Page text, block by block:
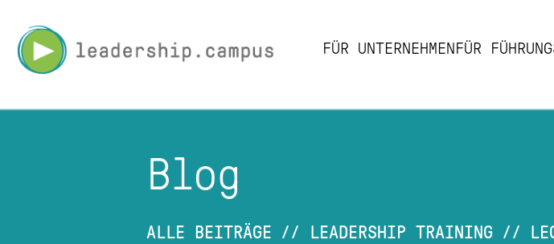
FÜR UNTERNEHMENFÜR
Blog
ALLE BEITRÄGE // LEADERSHIP TRAINING //